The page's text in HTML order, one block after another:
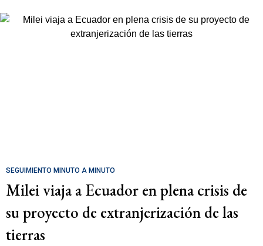
SEGUIMIENTO MINUTO A MINUTO
Milei viaja a Ecuador en plena crisis de
su proyecto de extranjerización de las
tierras